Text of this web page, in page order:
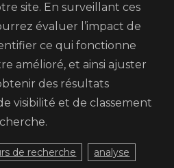
site. En surveillant ces
évaluer l’impact de
ce qui fonctionne
amélioré, et ainsi ajuster
des résultats
visibilité et de classement
de recherche analyse